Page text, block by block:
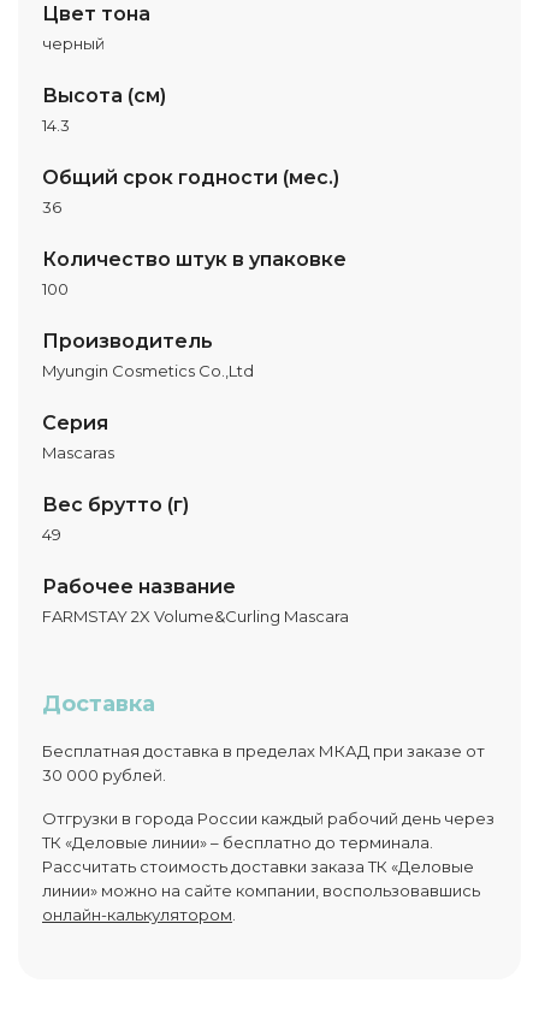
Цвет тона
черный
Высота (см)
14.3
Общий срок годности (мес.)
36
Количество штук в упаковке
100
Производитель
Myungin Cosmetics Co.,Ltd
Серия
Mascaras
Вес брутто (г)
49
Рабочее название
FARMSTAY 2X Volume&Curling Mascara
Доставка
Бесплатная доставка в пределах МКАД при заказе от
30 000 рублей.
Отгрузки в города России каждый рабочий день через
ТК «Деловые линии» – бесплатно до терминала.
Рассчитать стоимость доставки заказа ТК «Деловые
линии» можно на сайте компании, воспользовавшись
онлайн-калькулятором